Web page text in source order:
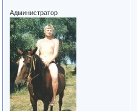
Администратор